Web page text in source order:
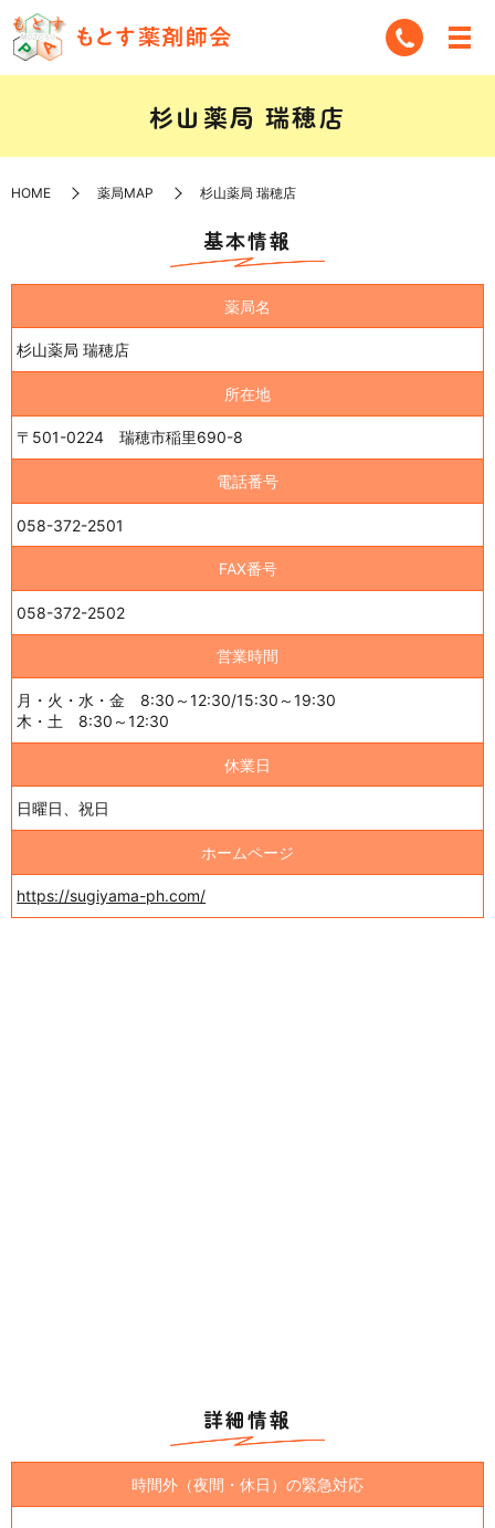
杉山薬局 瑞穂店
HOME 薬局MAP 杉山薬局 瑞穂店
基本情報
薬局名
杉山薬局 瑞穂店
所在地
〒501-0224 瑞穂市稲里690-8
電話番号
058-372-2501
FAX番号
058-372-2502
営業時間
月・火・水・金 8:30～12:30/15:30～19:30
木・土 8:30～12:30
休業日
日曜日、祝日
ホームページ
https://sugiyama-ph.com/
詳細情報
時間外（夜間・休日）の緊急対応